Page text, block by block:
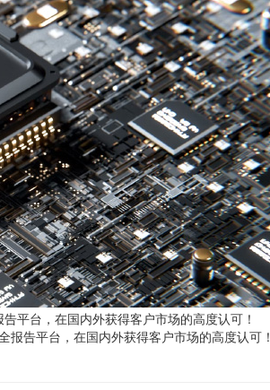
平台，在国内外获得客户市场的高度认可！
告平台，在国内外获得客户市场的高度认可！